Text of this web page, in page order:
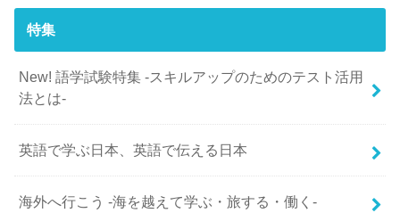
特集
New! 語学試験特集 -スキルアップのためのテスト活用
法とは-
英語で学ぶ日本、英語で伝える日本
海外へ行こう -海を越えて学ぶ・旅する・働く-